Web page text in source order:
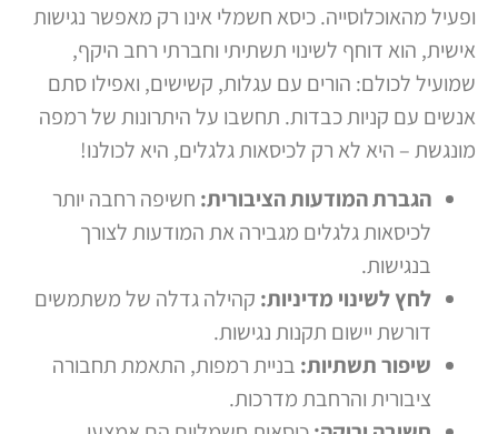
ופעיל מהאוכלוסייה. כיסא חשמלי אינו רק מאפשר נגישות
אישית, הוא דוחף לשינוי תשתיתי וחברתי רחב היקף,
שמועיל לכולם: הורים עם עגלות, קשישים, ואפילו סתם
אנשים עם קניות כבדות. תחשבו על היתרונות של רמפה
מונגשת – היא לא רק לכיסאות גלגלים, היא לכולנו!
הגברת המודעות הציבורית:חשיפה רחבה יותר
לכיסאות גלגלים מגבירה את המודעות לצורך
בנגישות.
לחץ לשינוי מדיניות:קהילה גדלה של משתמשים
דורשת יישום תקנות נגישות.
שיפור תשתיות:בניית רמפות, התאמת תחבורה
ציבורית והרחבת מדרכות.